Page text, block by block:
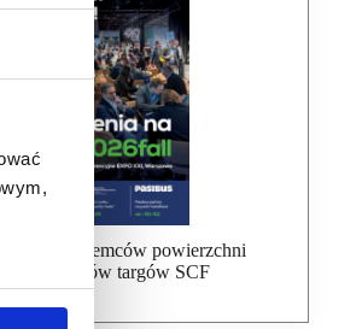
dla najemców powierzchni
uczestników targów SCF